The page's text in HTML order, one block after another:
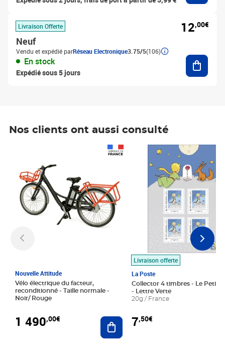
Livraison Offerte
Neuf
Vendu et expédié parRéseau Electronique3.75/5(106)
En stock
Expédié sous 5 jours
12,00€
Nos clients ont aussi consulté
Nouvelle Attitude
Vélo électrique du facteur,
reconditionné - Taille normale -
Noir/ Rouge
1 490,00€ Ajouter au panier
Livraison offerte
La Poste
Collector 4 timbres - Le Petit
- Lettre Verte
20g / France
7,50€
Prix 7,50€